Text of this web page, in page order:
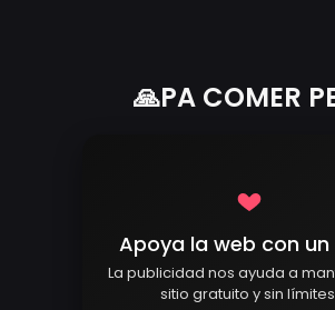
🙏PA COMER
Apoya la web con un
La publicidad nos ayuda a
sitio gratuito y sin